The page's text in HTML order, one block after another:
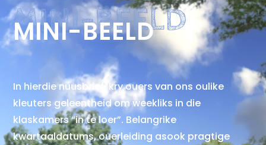
MINI-BEELD
MINI-BEELD
In hierdie nuusbrief, kry ouers van ons oulike
kleuters geleentheid om weekliks in die
klaskamers “in te loer”. Belangrike
kwartaaldatums, ouerleiding asook pragtige